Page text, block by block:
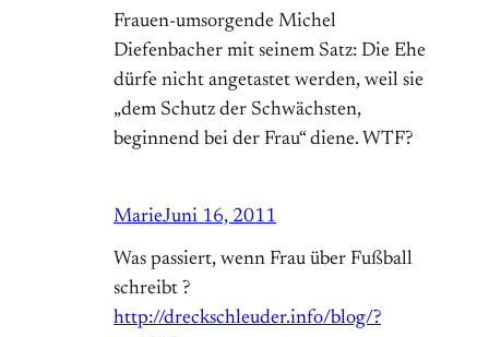
Frauen-umsorgende Michel
Diefenbacher mit seinem Satz: Die Ehe
dürfe nicht angetastet werden, weil sie
„dem Schutz der Schwächsten,
beginnend bei der Frau“ diene. WTF?
MarieJuni 16, 2011
Was passiert, wenn Frau über Fußball
schreibt ?
http://dreckschleuder.info/blog/?